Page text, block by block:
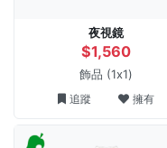
夜視鏡
$1,560
飾品 (1x1)
追蹤 擁有